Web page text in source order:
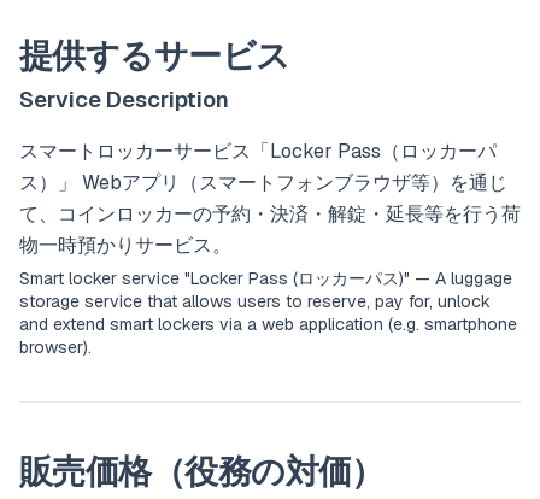
提供するサービス
Service Description
スマートロッカーサービス「Locker Pass（ロッカーパ
ス）」 Webアプリ（スマートフォンブラウザ等）を通じ
て、コインロッカーの予約・決済・解錠・延長等を行う荷
物一時預かりサービス。
Smart locker service "Locker Pass (ロッカーパス)" — A luggage
storage service that allows users to reserve, pay for, unlock
and extend smart lockers via a web application (e.g. smartphone
browser).
販売価格（役務の対価）